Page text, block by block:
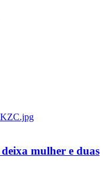
mulher e duas